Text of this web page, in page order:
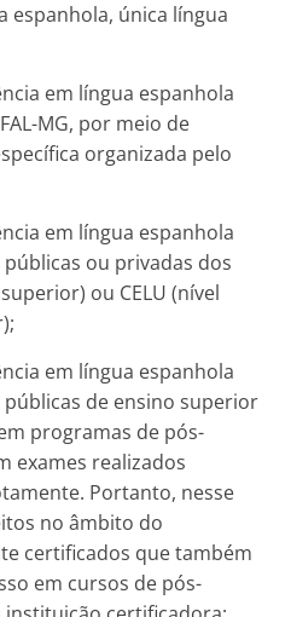
espanhola, única língua
em língua espanhola
MG, por meio de
organizada pelo
em língua espanhola
ou privadas dos
ou CELU (nível
em língua espanhola
de ensino superior
programas de pós-
exames realizados
Portanto, nesse
no âmbito do
certificados que também
em cursos de pós-